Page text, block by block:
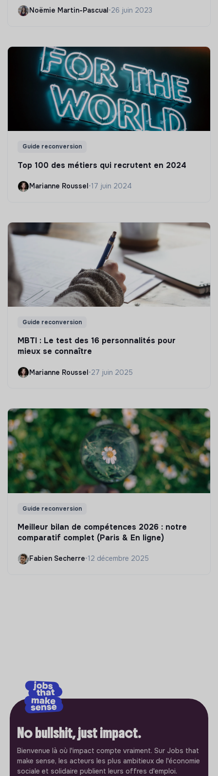
Noëmie Martin-Pascual •26 juin 2023
Guide reconversion
Top 100 des métiers qui recrutent en 2024
Marianne Roussel•17 juin 2024
Guide reconversion
MBTI : Le test des 16 personnalités pour
mieux se connaître
Marianne Roussel•27 juin 2025
Guide reconversion
Meilleur bilan de compétences 2026 : notre
comparatif complet (Paris & En ligne)
Fabien Secherre•12 décembre 2025
No bullshit, just impact.
Bienvenue là où l'impact compte vraiment. Sur Jobs that
make sense, les acteurs les plus ambitieux de l'économie
sociale et solidaire publient leurs offres d'emploi.